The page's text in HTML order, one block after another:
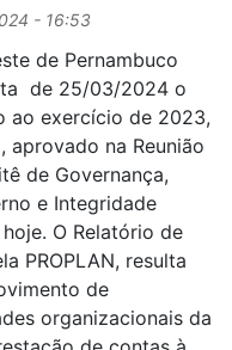
- 16:53
de Pernambuco
de 25/03/2024 o
ao exercício de 2023,
aprovado na Reunião
de Governança,
e Integridade
O Relatório de
PROPLAN, resulta
de
organizacionais da